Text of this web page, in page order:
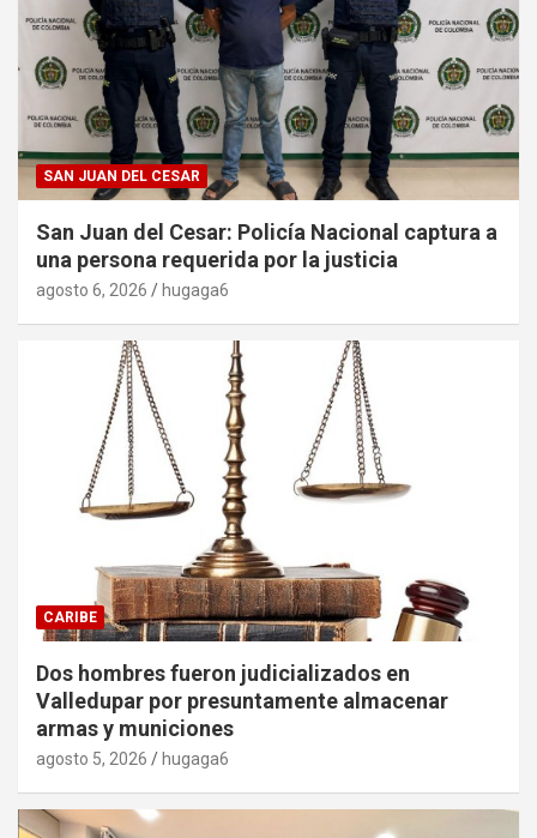
SAN JUAN DEL CESAR
San Juan del Cesar: Policía Nacional captura a
una persona requerida por la justicia
agosto 6, 2026 hugaga6
CARIBE
Dos hombres fueron judicializados en
Valledupar por presuntamente almacenar
armas y municiones
agosto 5, 2026 hugaga6